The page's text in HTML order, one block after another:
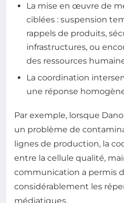
La mise en œuvre de
ciblées : suspension
rappels de produits,
infrastructures, ou
des ressources
La coordination
une réponse
Par exemple, lorsque
un problème de
lignes de production, la
entre la cellule qualité,
communication a permis
considérablement les
médiatiques.